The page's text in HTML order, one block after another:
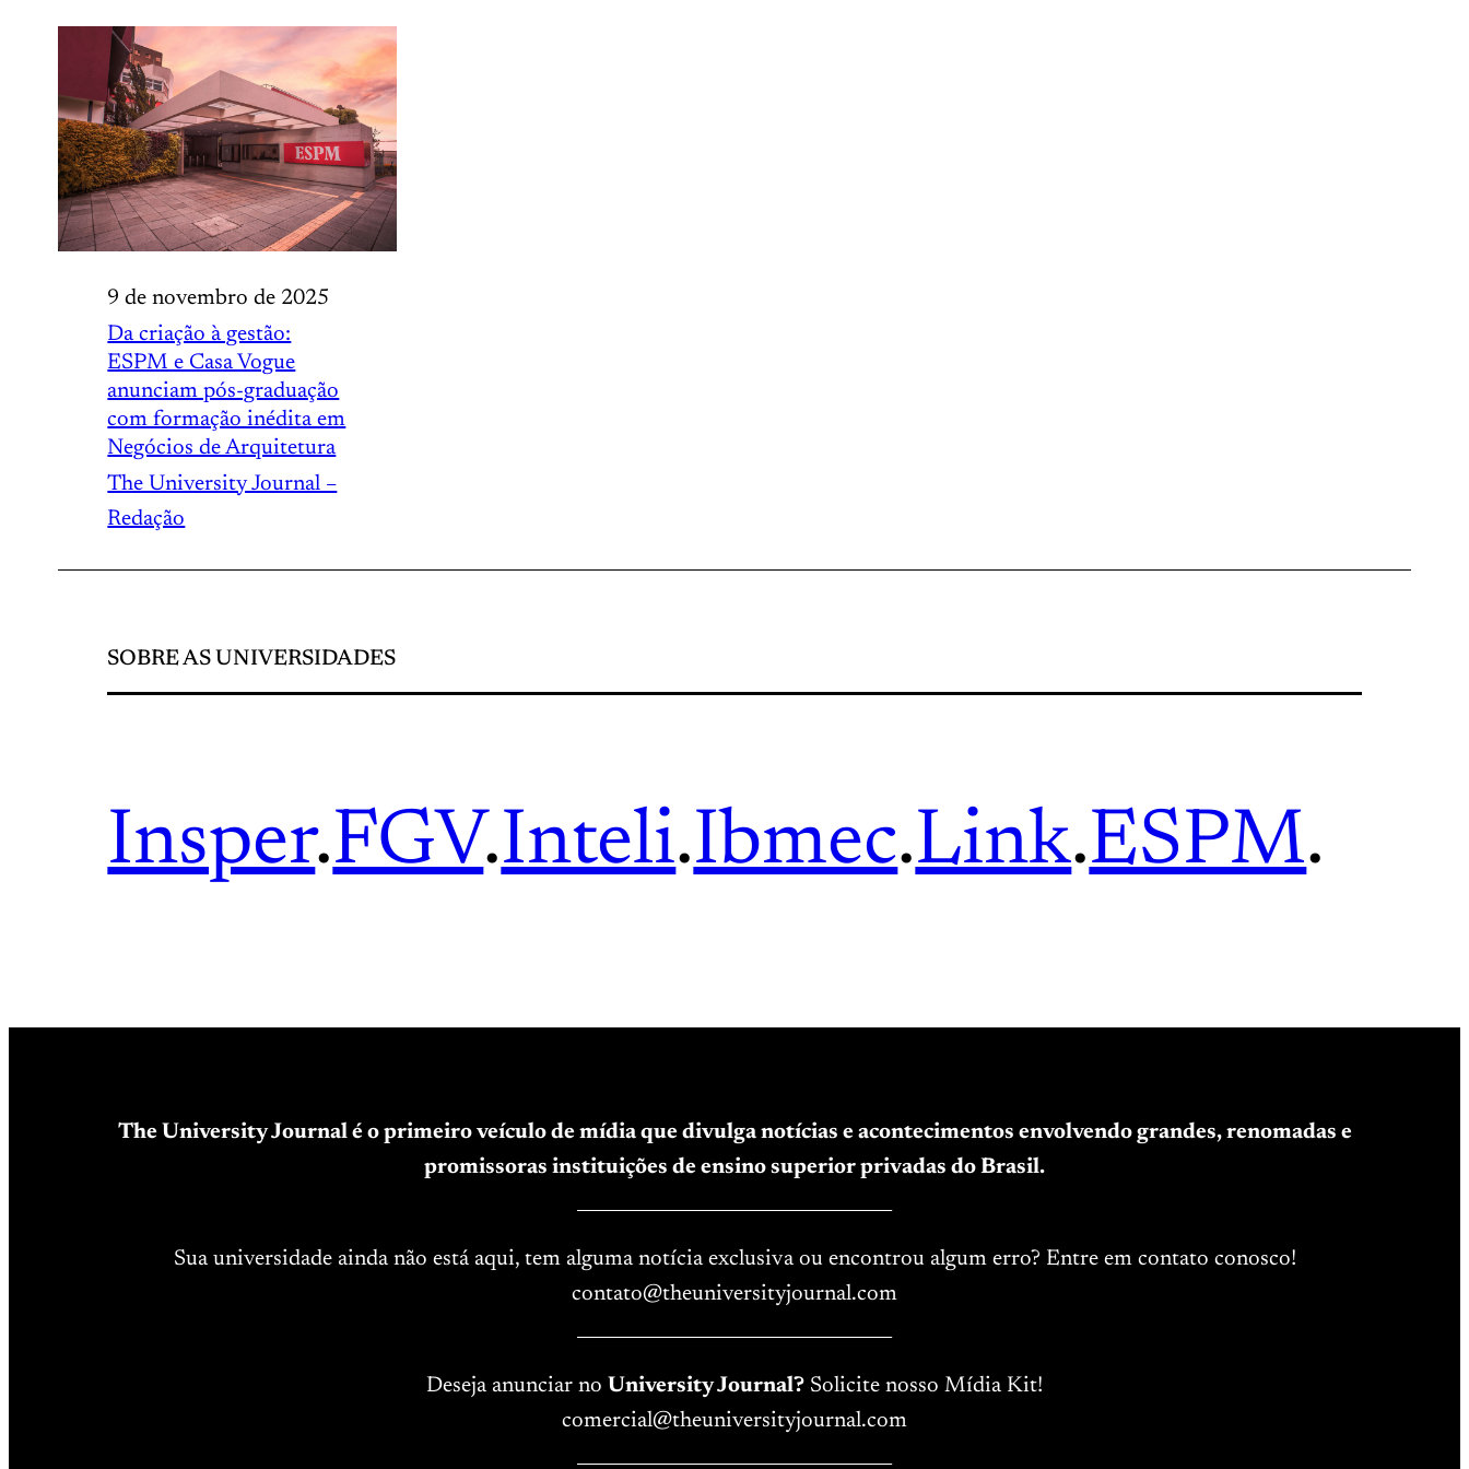
9 de novembro de 2025
Da criação à gestão:
ESPM e Casa Vogue
anunciam pós-graduação
com formação inédita em
Negócios de Arquitetura
The University Journal –
Redação
SOBRE AS UNIVERSIDADES
Insper.FGV.Inteli.Ibmec.Link.ESPM.
The University Journal é o primeiro veículo de mídia que divulga notícias e acontecimentos envolvendo grandes, renomadas e
promissoras instituições de ensino superior privadas do Brasil.
Sua universidade ainda não está aqui, tem alguma notícia exclusiva ou encontrou algum erro? Entre em contato conosco!
contato@theuniversityjournal.com
Deseja anunciar no University Journal? Solicite nosso Mídia Kit!
comercial@theuniversityjournal.com